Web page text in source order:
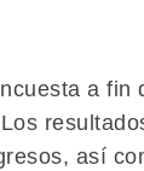
a
así